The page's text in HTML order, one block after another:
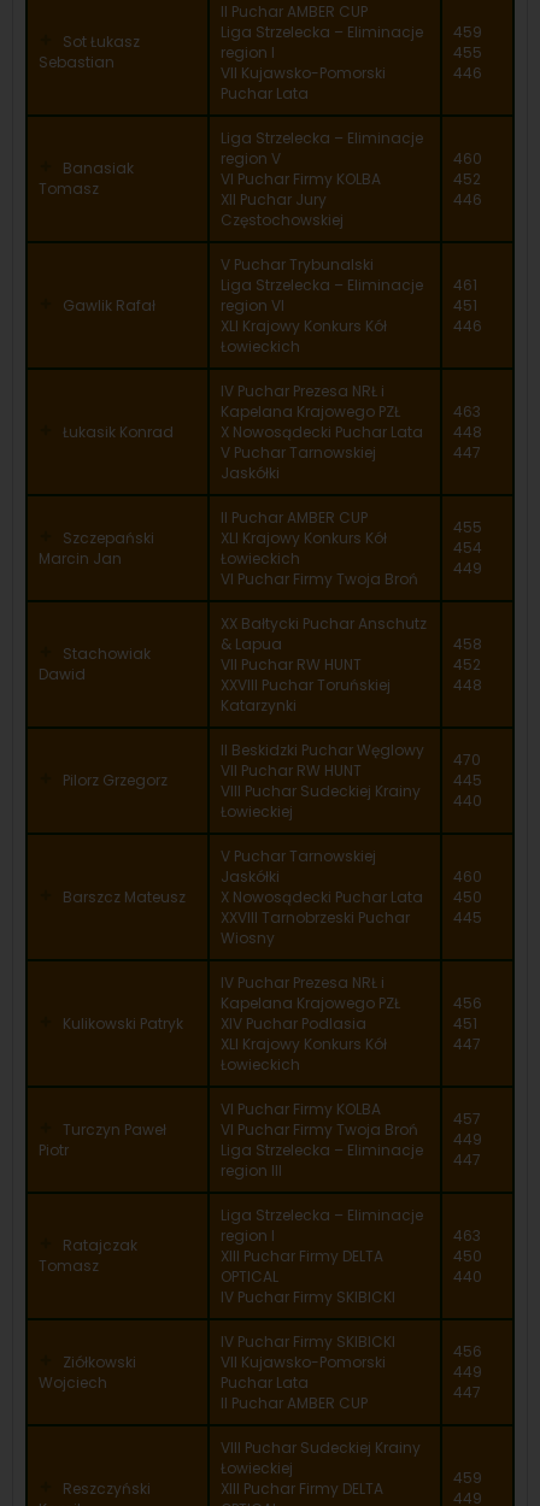
Sot Łukasz
Sebastian
II Puchar AMBER CUP
Liga Strzelecka – Eliminacje
region I
VII Kujawsko-Pomorski
Puchar Lata
459
455
446
Banasiak
Tomasz
Liga Strzelecka – Eliminacje
region V
VI Puchar Firmy KOLBA
XII Puchar Jury
Częstochowskiej
460
452
446
Gawlik Rafał
V Puchar Trybunalski
Liga Strzelecka – Eliminacje
region VI
XLI Krajowy Konkurs Kół
Łowieckich
461
451
446
Łukasik Konrad
IV Puchar Prezesa NRŁ i
Kapelana Krajowego PZŁ
X Nowosądecki Puchar Lata
V Puchar Tarnowskiej
Jaskółki
463
448
447
Szczepański
Marcin Jan
II Puchar AMBER CUP
XLI Krajowy Konkurs Kół
Łowieckich
VI Puchar Firmy Twoja Broń
455
454
449
Stachowiak
Dawid
XX Bałtycki Puchar Anschutz
& Lapua
VII Puchar RW HUNT
XXVIII Puchar Toruńskiej
Katarzynki
458
452
448
Pilorz Grzegorz
II Beskidzki Puchar Węglowy
VII Puchar RW HUNT
VIII Puchar Sudeckiej Krainy
Łowieckiej
470
445
440
Barszcz Mateusz
V Puchar Tarnowskiej
Jaskółki
X Nowosądecki Puchar Lata
XXVIII Tarnobrzeski Puchar
Wiosny
460
450
445
Kulikowski Patryk
IV Puchar Prezesa NRŁ i
Kapelana Krajowego PZŁ
XIV Puchar Podlasia
XLI Krajowy Konkurs Kół
Łowieckich
456
451
447
Turczyn Paweł
Piotr
VI Puchar Firmy KOLBA
VI Puchar Firmy Twoja Broń
Liga Strzelecka – Eliminacje
region III
457
449
447
Ratajczak
Tomasz
Liga Strzelecka – Eliminacje
region I
XIII Puchar Firmy DELTA
OPTICAL
IV Puchar Firmy SKIBICKI
463
450
440
Ziółkowski
Wojciech
IV Puchar Firmy SKIBICKI
VII Kujawsko-Pomorski
Puchar Lata
II Puchar AMBER CUP
456
449
447
Reszczyński
VIII Puchar Sudeckiej Krainy
Łowieckiej
XIII Puchar Firmy DELTA
459
449